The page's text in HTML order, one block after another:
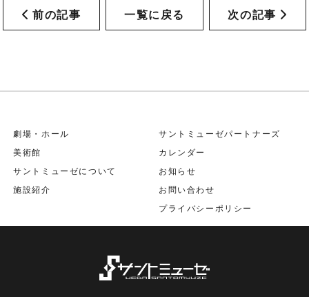
前の記事 一覧に戻る 次の記事
劇場・ホール
美術館
サントミューゼについて
施設紹介
サントミューゼパートナーズ
カレンダー
お知らせ
お問い合わせ
プライバシーポリシー